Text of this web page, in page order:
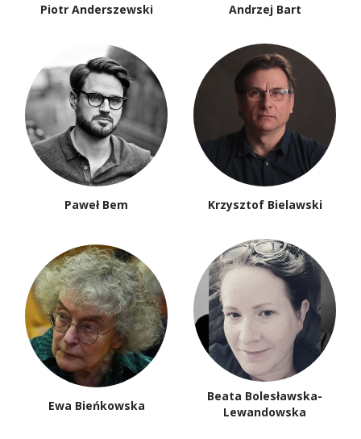
Piotr Anderszewski Andrzej Bart
Paweł Bem Krzysztof Bielawski
Ewa Bieńkowska
Beata Bolesławska-
Lewandowska